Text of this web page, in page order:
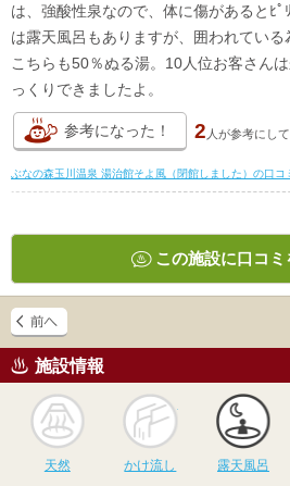
は、強酸性泉なので、体に傷があるとﾋﾟ
は露天風呂もありますが、囲われている
こちらも50％ぬる湯。10人位お客さん
っくりできましたよ。
参考になった！ 2 人が参考にし
ぶなの森玉川温泉 湯治館そよ風（閉館しました）の口コ
この施設に口コミ
施設情報
天然
かけ流し
かけ流し 露天風呂